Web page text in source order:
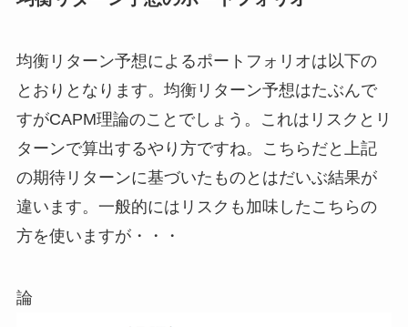
均衡リターン予想によるポートフォリオは以下の
とおりとなります。均衡リターン予想はたぶんで
すがCAPM理論のことでしょう。これはリスクとリ
ターンで算出するやり方ですね。こちらだと上記
の期待リターンに基づいたものとはだいぶ結果が
違います。一般的にはリスクも加味したこちらの
方を使いますが・・・
論